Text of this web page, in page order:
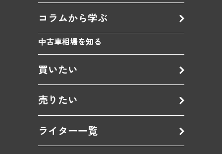
コラムから学ぶ
中古車相場を知る
買いたい
売りたい
ライター一覧